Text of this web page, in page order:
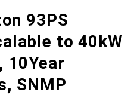
93PS
to 40kW
10Year
SNMP